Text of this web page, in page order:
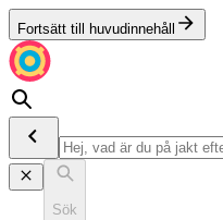
Fortsätt till huvudinnehåll
Sök